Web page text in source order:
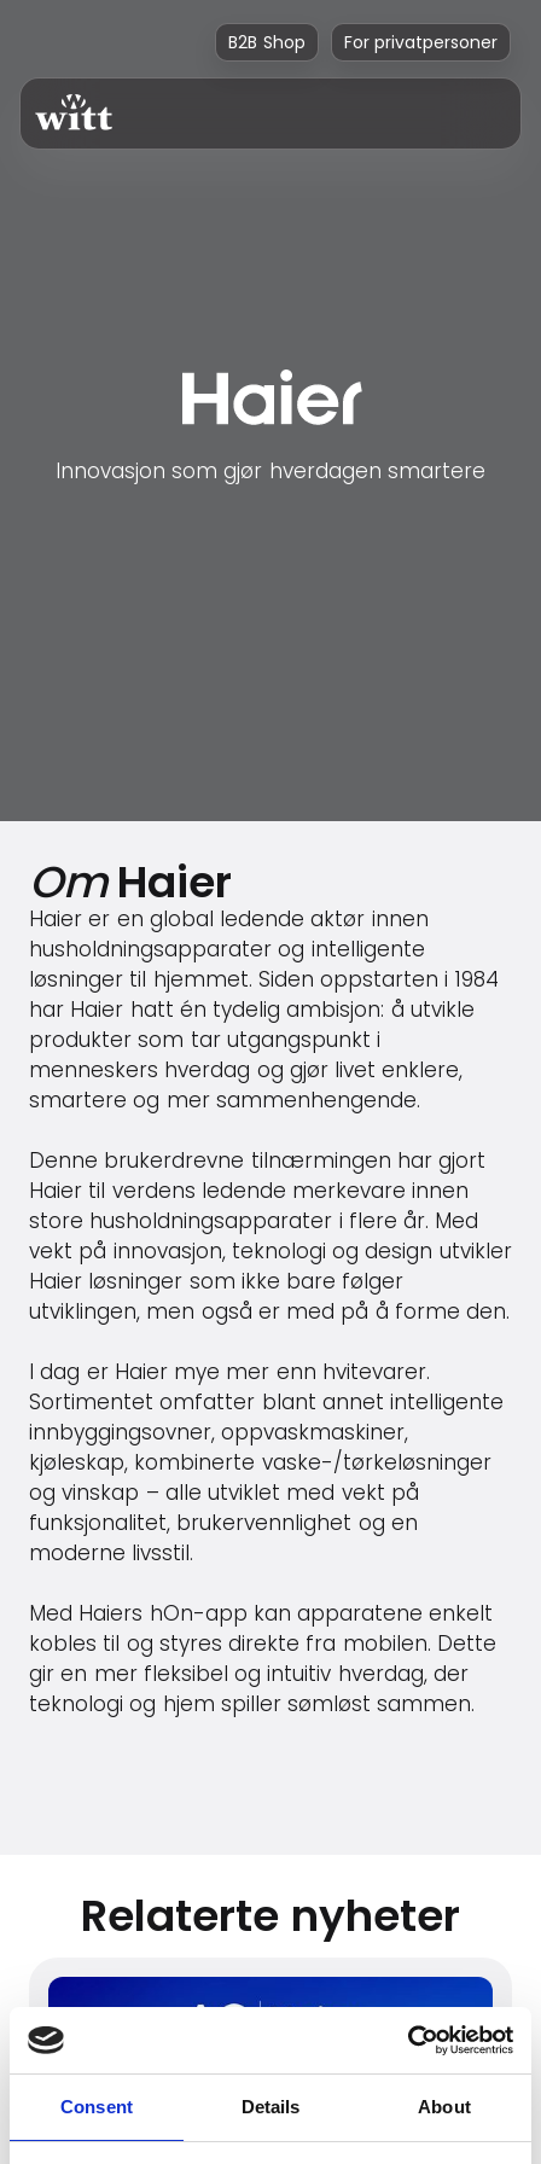
Consent Details About
B2B Shop For privatpersoner
Innovasjon som gjør hverdagen smartere
OmHaier
Haier er en global ledende aktør innen
husholdningsapparater og intelligente
løsninger til hjemmet. Siden oppstarten i 1984
har Haier hatt én tydelig ambisjon: å utvikle
produkter som tar utgangspunkt i
menneskers hverdag og gjør livet enklere,
smartere og mer sammenhengende.
Denne brukerdrevne tilnærmingen har gjort
Haier til verdens ledende merkevare innen
store husholdningsapparater i flere år. Med
vekt på innovasjon, teknologi og design utvikler
Haier løsninger som ikke bare følger
utviklingen, men også er med på å forme den.
I dag er Haier mye mer enn hvitevarer.
Sortimentet omfatter blant annet intelligente
innbyggingsovner, oppvaskmaskiner,
kjøleskap, kombinerte vaske-/tørkeløsninger
og vinskap – alle utviklet med vekt på
funksjonalitet, brukervennlighet og en
moderne livsstil.
Med Haiers hOn-app kan apparatene enkelt
kobles til og styres direkte fra mobilen. Dette
gir en mer fleksibel og intuitiv hverdag, der
teknologi og hjem spiller sømløst sammen.
Relaterte nyheter